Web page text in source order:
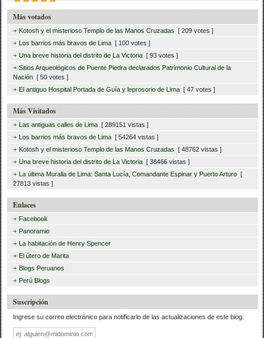
Más votados
Kotosh y el misterioso Templo de las Manos Cruzadas [ 209 votes ]
Los barrios más bravos de Lima [ 100 votes ]
Una breve historia del distrito de La Victoria [ 93 votes ]
Sitios Arqueológicos de Puente Piedra declarados Patrimonio Cultural de la
Nación [ 50 votes ]
El antiguo Hospital Portada de Guía y leprosorio de Lima [ 47 votes ]
Más Visitados
Las antiguas calles de Lima [ 289151 vistas ]
Los barrios más bravos de Lima [ 54264 vistas ]
Kotosh y el misterioso Templo de las Manos Cruzadas [ 48762 vistas ]
Una breve historia del distrito de La Victoria [ 38466 vistas ]
La última Muralla de Lima: Santa Lucía, Comandante Espinar y Puerto Arturo [
27813 vistas ]
Enlaces
Facebook
Panoramio
La habitación de Henry Spencer
El útero de Marita
Blogs Peruanos
Perú Blogs
Suscripción
Ingrese su correo electrónico para notificarlo de las actualizaciones de este blog:
Dirección
de